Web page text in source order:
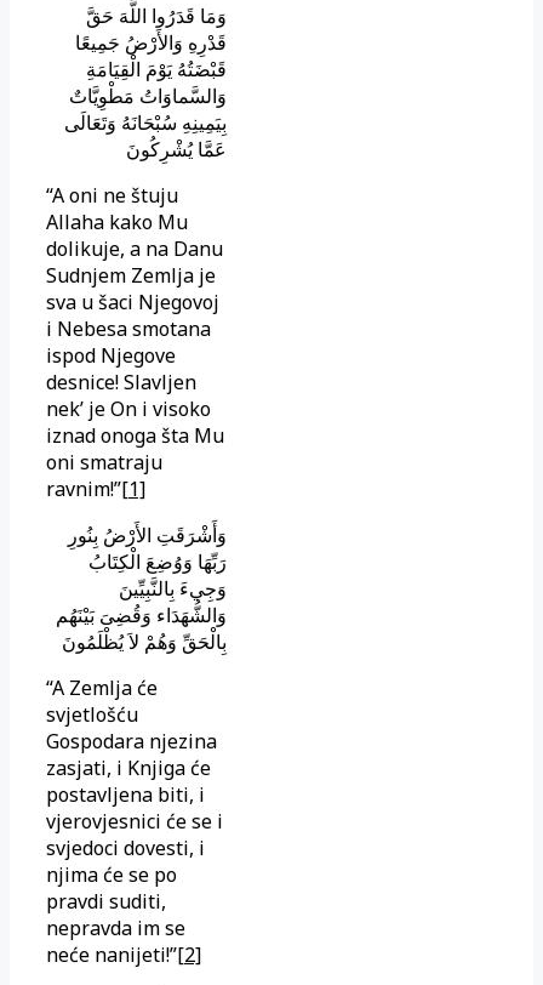
وَمَا قَدَرُوا اللَّهَ حَقَّ
قَدْرِهِ وَالأَرْضُ جَمِيعًا
قَبْضَتُهُ يَوْمَ الْقِيَامَةِ
وَالسَّماوَاتُ مَطْوِيَّاتٌ
بِيَمِينِهِ سُبْحَانَهُ وَتَعَالَى
عَمَّا يُشْرِكُونَ
“A oni ne štuju
Allaha kako Mu
dolikuje, a na Danu
Sudnjem Zemlja je
sva u šaci Njegovoj
i Nebesa smotana
ispod Njegove
desnice! Slavljen
nek’ je On i visoko
iznad onoga šta Mu
oni smatraju
ravnim!”[1]
وَأَشْرَقَتِ الأَرْضُ بِنُورِ
رَبِّهَا وَوُضِعَ الْكِتَابُ
وَجِيءَ بِالنَّبِيِّينَ
وَالشُّهَدَاء وَقُضِىَ بَيْنَهُم
بِالْحَقِّ وَهُمْ لاَ يُظْلَمُونَ
“A Zemlja će
svjetlošću
Gospodara njezina
zasjati, i Knjiga će
postavljena biti, i
vjerovjesnici će se i
svjedoci dovesti, i
njima će se po
pravdi suditi,
nepravda im se
neće nanijeti!”[2]